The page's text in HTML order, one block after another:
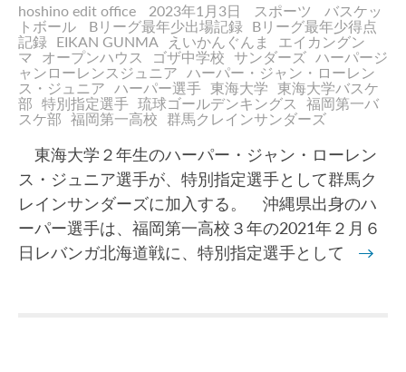
hoshino edit office 2023年1月3日 スポーツ
バスケッ
トボール
Bリーグ最年少出場記録 Bリーグ最年少得点
記録 EIKAN GUNMA えいかんぐんま
エイカングン
マ
オープンハウス ゴザ中学校 サンダーズ ハーパージ
ャンローレンスジュニア
ハーパー・ジャン・ローレン
ス・ジュニア
ハーパー選手 東海大学
東海大学バスケ
部 特別指定選手 琉球ゴールデンキングス
福岡第一バ
スケ部 福岡第一高校 群馬クレインサンダーズ
東海大学２年生のハーパー・ジャン・ローレン
ス・ジュニア選手が、特別指定選手として群馬ク
レインサンダーズに加入する。 沖縄県出身のハ
ーパー選手は、福岡第一高校３年の2021年２月６
日レバンガ北海道戦に、特別指定選手として →